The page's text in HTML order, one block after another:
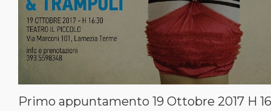
Primo appuntamento 19 Ottobre 2017 H